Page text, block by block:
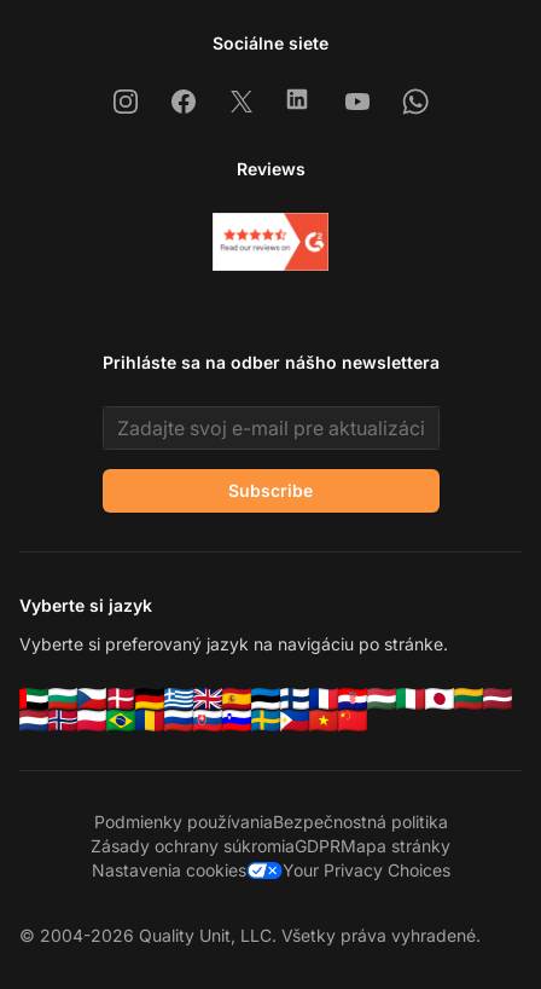
Sociálne siete
InstagramFacebook
X LinkedinYoutubeWhatsapp
Reviews
Prihláste sa na odber nášho newslettera
Email address
Subscribe
Vyberte si jazyk
Vyberte si preferovaný jazyk na navigáciu po stránke.
Podmienky používaniaBezpečnostná politika
Zásady ochrany súkromiaGDPRMapa stránky
Nastavenia cookies
Your Privacy Choices
© 2004-2026 Quality Unit, LLC. Všetky práva vyhradené.